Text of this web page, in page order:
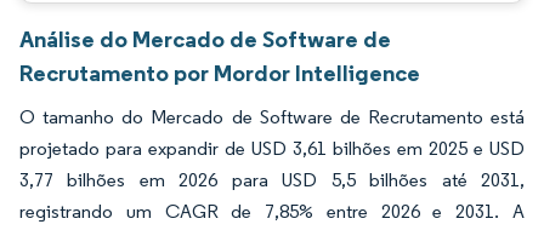
Análise do Mercado de Software de
Recrutamento por Mordor Intelligence
O tamanho do Mercado de Software de Recrutamento está
projetado para expandir de USD 3,61 bilhões em 2025 e USD
3,77 bilhões em 2026 para USD 5,5 bilhões até 2031,
registrando um CAGR de 7,85% entre 2026 e 2031. A